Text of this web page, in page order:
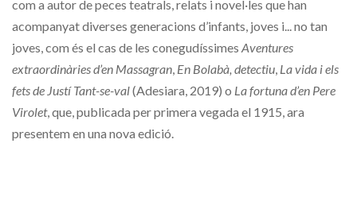
com a autor de peces teatrals, relats i novel·les que han
acompanyat diverses generacions d’infants, joves i... no tan
joves, com és el cas de les conegudíssimes Aventures
extraordinàries d’en Massagran En Bolabà, detectiu La vida i els
fets de Justí Tant-se-val(Adesiara, 2019) o La fortuna d’en Pere
Virolet, que, publicada per primera vegada el 1915, ara
presentem en una nova edició.